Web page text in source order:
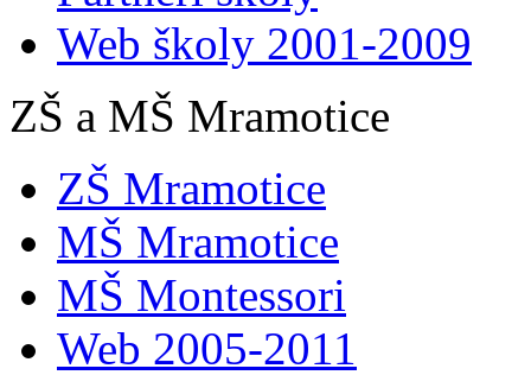
Web školy 2001-2009
ZŠ a MŠ Mramotice
ZŠ Mramotice
MŠ Mramotice
MŠ Montessori
Web 2005-2011